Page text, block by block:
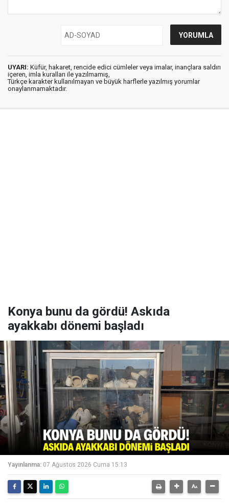
UYARI: Küfür, hakaret, rencide edici cümleler veya imalar, inançlara saldırı
içeren, imla kuralları ile yazılmamış,
Türkçe karakter kullanılmayan ve büyük harflerle yazılmış yorumlar
onaylanmamaktadır.
Konya bunu da gördü! Askıda
ayakkabı dönemi başladı
Yayınlanma: 07 Ağustos 2026 Cuma 15:13